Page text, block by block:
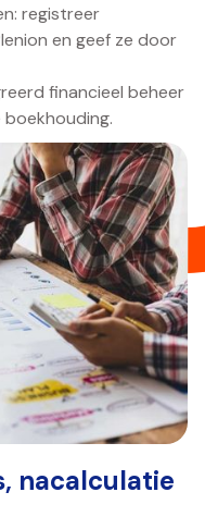
registreer
en geef ze door
financieel beheer
nacalculatie